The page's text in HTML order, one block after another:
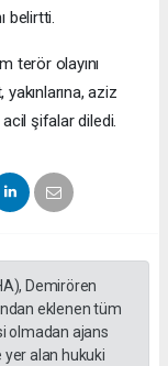
belirtti.
terör olayını
aziz
acil şifalar diledi.
Demirören
eklenen tüm
olmadan ajans
yer alan hukuki